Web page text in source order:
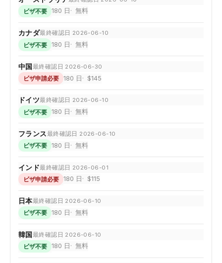
ビザ不要 180 日 無料
カナダ最終確認日 2026-06-10
ビザ不要 180 日 無料
中国最終確認日 2026-06-30
ビザ申請必要 180 日 $145
ドイツ最終確認日 2026-06-10
ビザ不要 180 日 無料
フランス最終確認日 2026-06-10
ビザ不要 180 日 無料
インド最終確認日 2026-06-01
ビザ申請必要 180 日 $115
日本最終確認日 2026-06-10
ビザ不要 180 日 無料
韓国最終確認日 2026-06-10
ビザ不要 180 日 無料